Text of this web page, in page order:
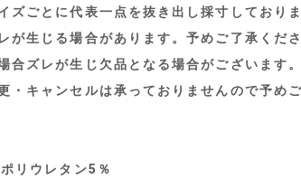
ズごとに代表一点を抜き出し採寸してお
が生じる場合があります。予めご了承くださ
合ズレが生じ欠品となる場合がございます。
・キャンセルは承っておりませんので予め
リウレタン5％